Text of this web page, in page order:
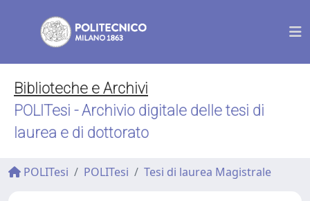
Biblioteche e Archivi
POLITesi - Archivio digitale delle tesi di
laurea e di dottorato
POLITesi POLITesi Tesi di laurea Magistrale